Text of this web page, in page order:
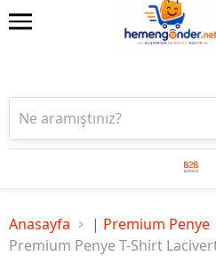
Anasayfa
| Premium Penye
Premium Penye T-Shirt